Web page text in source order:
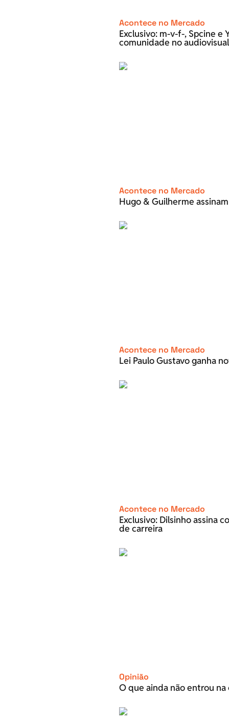
Acontece no Mercado
Exclusivo: m-v-f-, Spcine e
comunidade no audiovisual
Acontece no Mercado
Hugo & Guilherme
Acontece no Mercado
Lei Paulo Gustavo ganha
Acontece no Mercado
Exclusivo: Dilsinho assina
de carreira
Opinião
O que ainda não entrou